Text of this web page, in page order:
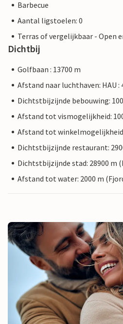
Barbecue
Aantal ligstoelen: 0
Terras of vergelijkbaar - Open
Dichtbij
Golfbaan : 13700 m
Afstand naar luchthaven: HAU :
Dichtstbijzijnde bebouwing:
Afstand tot vismogelijkheid:
Afstand tot
Dichtstbijzijnde restaurant:
Dichtstbijzijnde stad: 28900 m
Afstand tot water: 2000 m